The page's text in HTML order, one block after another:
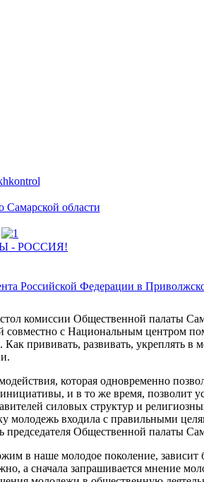
комиссии Общественной палаты
совместно с Национальным
прививать, развивать, укреплять
которая одновременно
и в то же время, позволит
силовых структур и
молодежь входила с правильными
председателя Общественной палаты
в наше молодое поколение,
а сначала запрашивается мнение